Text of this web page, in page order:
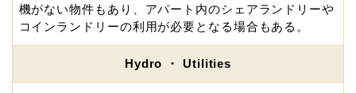
機がない物件もあり、アパート内のシェアランドリーや
コインランドリーの利用が必要となる場合もある。
Hydro ・ Utilities